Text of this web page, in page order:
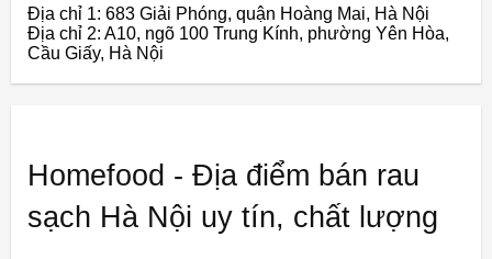
Địa chỉ 1: 683 Giải Phóng, quận Hoàng Mai, Hà Nội
Địa chỉ 2: A10, ngõ 100 Trung Kính, phường Yên Hòa,
Cầu Giấy, Hà Nội
Homefood - Địa điểm bán rau
sạch Hà Nội uy tín, chất lượng